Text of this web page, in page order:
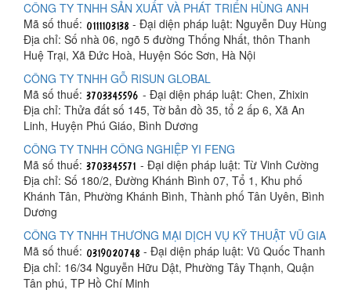
CÔNG TY TNHH SẢN XUẤT VÀ PHÁT TRIỂN HÙNG ANH
Mã số thuế:
- Đại diện pháp luật: Nguyễn Duy Hùng
Địa chỉ: Số nhà 06, ngõ 5 đường Thống Nhất, thôn Thanh
Huệ Trại, Xã Đức Hoà, Huyện Sóc Sơn, Hà Nội
CÔNG TY TNHH GỖ RISUN GLOBAL
Mã số thuế:
- Đại diện pháp luật: Chen, Zhixin
Địa chỉ: Thửa đất số 145, Tờ bản đồ 35, tổ 2 ấp 6, Xã An
Linh, Huyện Phú Giáo, Bình Dương
CÔNG TY TNHH CÔNG NGHIỆP YI FENG
Mã số thuế:
- Đại diện pháp luật: Từ Vinh Cường
Địa chỉ: Số 180/2, Đường Khánh Bình 07, Tổ 1, Khu phố
Khánh Tân, Phường Khánh Bình, Thành phố Tân Uyên, Bình
Dương
CÔNG TY TNHH THƯƠNG MẠI DỊCH VỤ KỸ THUẬT VŨ GIA
Mã số thuế:
- Đại diện pháp luật: Vũ Quốc Thanh
Địa chỉ: 16/34 Nguyễn Hữu Dật, Phường Tây Thạnh, Quận
Tân phú, TP Hồ Chí Minh